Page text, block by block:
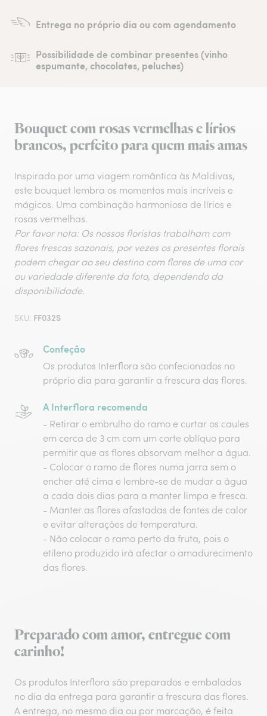
Entrega no próprio dia ou com agendamento
Possibilidade de combinar presentes (vinho
espumante, chocolates, peluches)
Bouquet com rosas vermelhas e lírios
brancos, perfeito para quem mais amas
Inspirado por uma viagem romântica às Maldivas,
este bouquet lembra os momentos mais incríveis e
mágicos. Uma combinação harmoniosa de lírios e
rosas vermelhas.
Por favor nota: Os nossos floristas trabalham com
flores frescas sazonais, por vezes os presentes florais
podem chegar ao seu destino com flores de uma cor
ou variedade diferente da foto, dependendo da
disponibilidade.
SKU: FF032S
Confeção
Os produtos Interflora são confecionados no
próprio dia para garantir a frescura das flores.
A Interflora recomenda
- Retirar o embrulho do ramo e curtar os caules
em cerca de 3 cm com um corte oblíquo para
permitir que as flores absorvam melhor a água.
- Colocar o ramo de flores numa jarra sem o
encher até cima e lembre-se de mudar a água
a cada dois dias para a manter limpa e fresca.
- Manter as flores afastadas de fontes de calor
e evitar alterações de temperatura.
- Não colocar o ramo perto da fruta, pois o
etileno produzido irá afectar o amadurecimento
das flores.
Preparado com amor, entregue com
carinho!
Os produtos Interflora são preparados e embalados
no dia da entrega para garantir a frescura das flores.
A entrega, no mesmo dia ou por marcação, é feita